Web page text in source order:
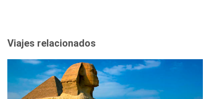
Viajes relacionados